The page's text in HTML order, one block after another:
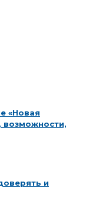
«Новая
возможности,
и